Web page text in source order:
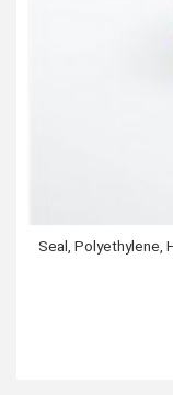
Seal, Polyethylene,